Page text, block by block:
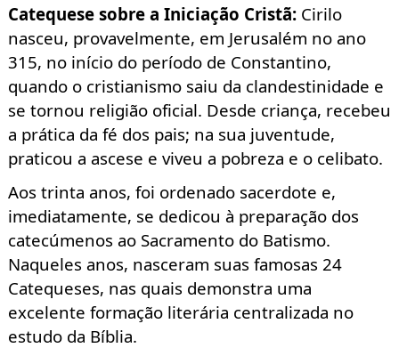
Catequese sobre a Iniciação Cristã: Cirilo
nasceu, provavelmente, em Jerusalém no ano
315, no início do período de Constantino,
quando o cristianismo saiu da clandestinidade e
se tornou religião oficial. Desde criança, recebeu
a prática da fé dos pais; na sua juventude,
praticou a ascese e viveu a pobreza e o celibato.
Aos trinta anos, foi ordenado sacerdote e,
imediatamente, se dedicou à preparação dos
catecúmenos ao Sacramento do Batismo.
Naqueles anos, nasceram suas famosas 24
Catequeses, nas quais demonstra uma
excelente formação literária centralizada no
estudo da Bíblia.